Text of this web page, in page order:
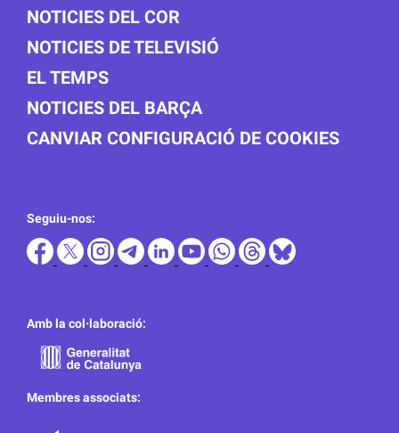
NOTICIES DEL COR
NOTICIES DE TELEVISIÓ
EL TEMPS
NOTICIES DEL BARÇA
CANVIAR CONFIGURACIÓ DE COOKIES
Seguiu-nos:
Amb la col·laboració:
Membres associats: